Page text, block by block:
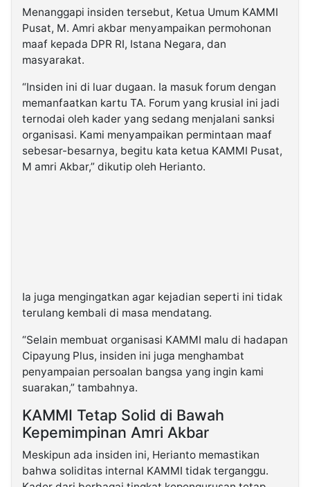
Menanggapi insiden tersebut, Ketua Umum KAMMI
Pusat, M. Amri akbar menyampaikan permohonan
maaf kepada DPR RI, Istana Negara, dan
masyarakat.
“Insiden ini di luar dugaan. Ia masuk forum dengan
memanfaatkan kartu TA. Forum yang krusial ini jadi
ternodai oleh kader yang sedang menjalani sanksi
organisasi. Kami menyampaikan permintaan maaf
sebesar-besarnya, begitu kata ketua KAMMI Pusat,
M amri Akbar,” dikutip oleh Herianto.
Ia juga mengingatkan agar kejadian seperti ini tidak
terulang kembali di masa mendatang.
“Selain membuat organisasi KAMMI malu di hadapan
Cipayung Plus, insiden ini juga menghambat
penyampaian persoalan bangsa yang ingin kami
suarakan,” tambahnya.
KAMMI Tetap Solid di Bawah
Kepemimpinan Amri Akbar
Meskipun ada insiden ini, Herianto memastikan
bahwa soliditas internal KAMMI tidak terganggu.